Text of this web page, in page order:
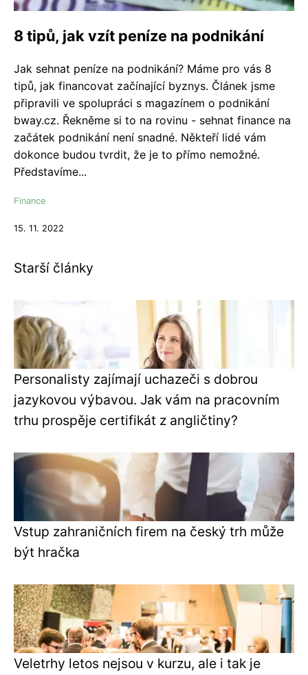
8 tipů, jak vzít peníze na podnikání
Jak sehnat peníze na podnikání? Máme pro vás 8
tipů, jak financovat začínající byznys. Článek jsme
připravili ve spolupráci s magazínem o podnikání
bway.cz. Řekněme si to na rovinu - sehnat finance na
začátek podnikání není snadné. Někteří lidé vám
dokonce budou tvrdit, že je to přímo nemožné.
Představíme...
Finance
15. 11. 2022
Starší články
Personalisty zajímají uchazeči s dobrou
jazykovou výbavou. Jak vám na pracovním
trhu prospěje certifikát z angličtiny?
Vstup zahraničních firem na český trh může
být hračka
Veletrhy letos nejsou v kurzu, ale i tak je